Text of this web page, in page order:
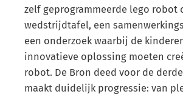
zelf geprogrammeerde lego robot
wedstrijdtafel, een
een onderzoek waarbij de
innovatieve oplossing moeten
robot. De Bron deed voor de
maakt duidelijk progressie: van